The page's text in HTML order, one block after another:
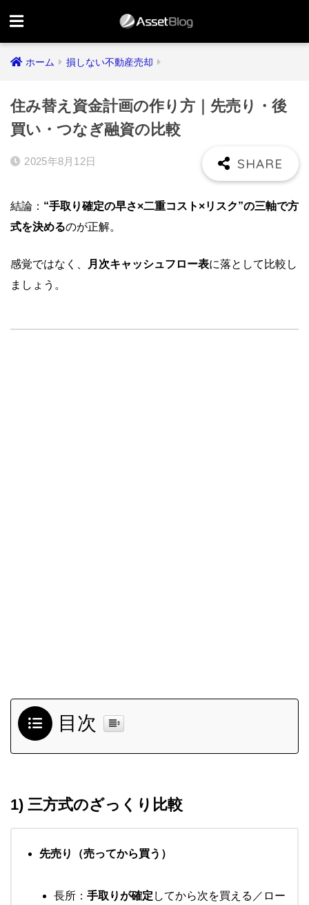
ホーム 損しない不動産売却
住み替え資金計画の作り方｜先売り・後
買い・つなぎ融資の比較
2025年8月12日
結論： “手取り確定の早さ×二重コスト×リスク”の三軸で方
式を決めるのが正解。
感覚ではなく、 月次キャッシュフロー表に落として比較し
ましょう。
目次
1) 三方式のざっくり比較
先売り（売ってから買う）
長所： 手取りが確定 してから次を買える／ロー